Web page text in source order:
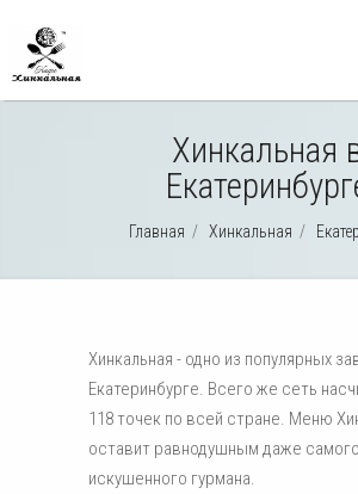
Хинкальная
Главная / Хинкальная /
Хинкальная - одно из популярных
Екатеринбурге. Всего же сеть
118 точек по всей стране. Меню
оставит равнодушным даже самого
искушенного гурмана.